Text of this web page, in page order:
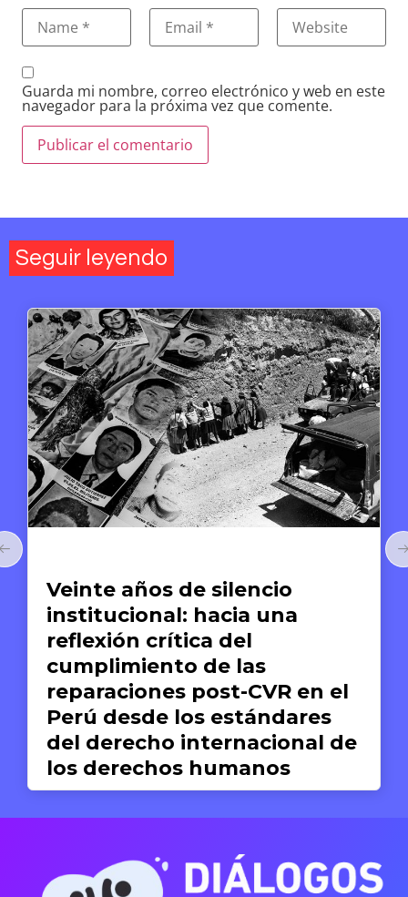
Guarda mi nombre, correo electrónico y web en este
navegador para la próxima vez que comente.
Seguir leyendo
Veinte años de silencio
institucional: hacia una
reflexión crítica del
cumplimiento de las
reparaciones post-CVR en el
Perú desde los estándares
del derecho internacional de
los derechos humanos